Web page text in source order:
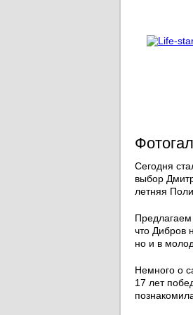
Сегодня
выбор
летняя
Предлагаем
что Дибров
но и в
Немного о
17 лет